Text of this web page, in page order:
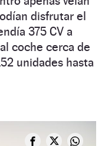
disfrutar el
375 CV a
coche cerca de
unidades hasta